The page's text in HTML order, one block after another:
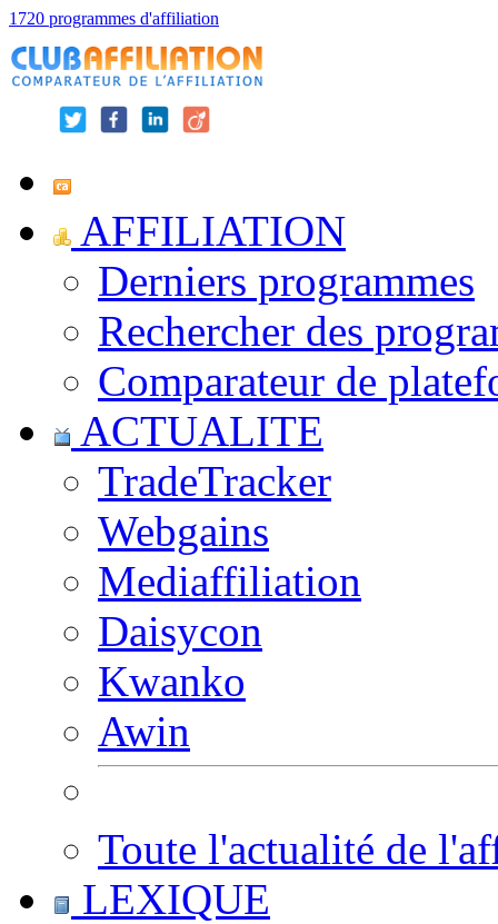
1720 programmes d'affiliation
AFFILIATION
Derniers programmes
Rechercher des
Comparateur de
ACTUALITE
TradeTracker
Webgains
Mediaffiliation
Daisycon
Kwanko
Awin
Toute l'actualité de
LEXIQUE